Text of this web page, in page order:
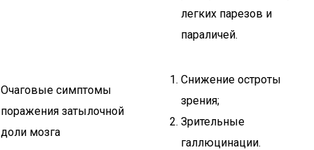
легких парезов и
параличей.
Очаговые симптомы
поражения затылочной
доли мозга
Снижение остроты
зрения;
Зрительные
галлюцинации.